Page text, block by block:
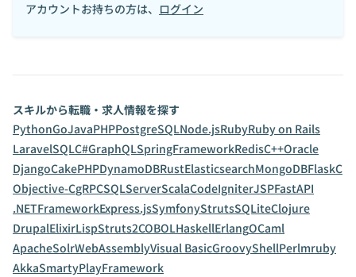
アカウントお持ちの方は、 ログイン
スキルから転職・求人情報を探す
PythonGoJavaPHPPostgreSQLNode.jsRubyRuby on Rails
LaravelSQLC#GraphQLSpringFrameworkRedisC++Oracle
DjangoCakePHPDynamoDBRustElasticsearchMongoDBFlaskC
Objective-CgRPCSQLServerScalaCodeIgniterJSPFastAPI
.NETFrameworkExpress.jsSymfonyStrutsSQLiteClojure
DrupalElixirLispStruts2COBOLHaskellErlangOCaml
ApacheSolrWebAssemblyVisual BasicGroovyShellPerlmruby
AkkaSmartyPlayFramework